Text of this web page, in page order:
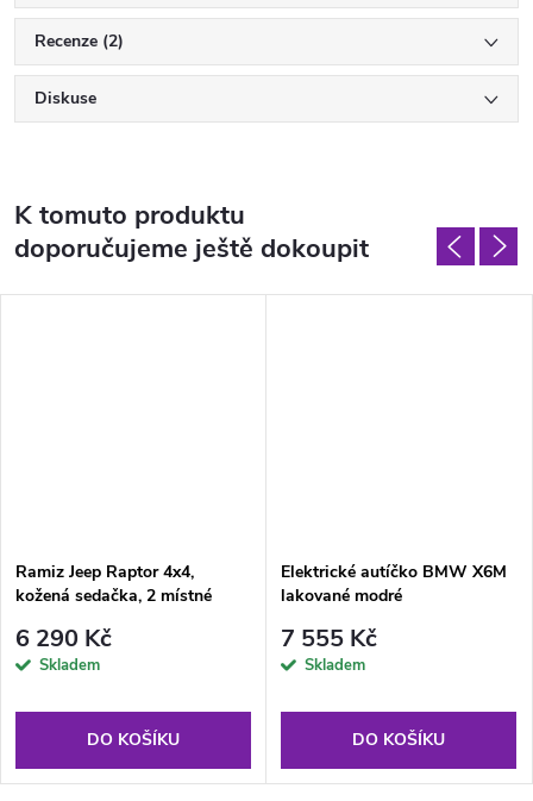
Recenze (2)
Diskuse
K tomuto produktu
doporučujeme ještě dokoupit
Ramiz Jeep Raptor 4x4,
kožená sedačka, 2 místné
6 290 Kč
Skladem
DO KOŠÍKU
Elektrické autíčko BMW X6M
lakované modré
7 555 Kč
Skladem
DO KOŠÍKU